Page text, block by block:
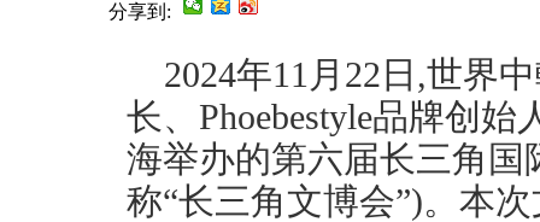
分享到:
2024年11月22日,世界
长、Phoebestyle品牌创
海举办的第六届长三角
称“长三角文博会”)。本